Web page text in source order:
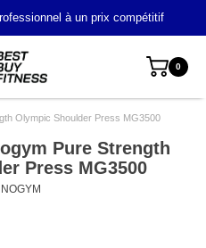
à un prix compétitif
0
Olympic Shoulder Press MG3500
Pure Strength
Press MG3500